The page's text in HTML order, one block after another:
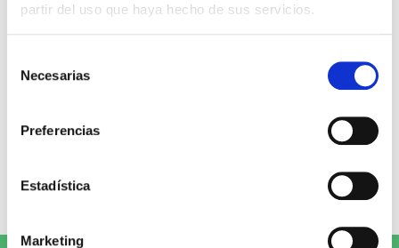
partir del uso que haya hecho de sus servicios.
Necesarias
Preferencias
Estadística
Marketing
Escribe tu opinión